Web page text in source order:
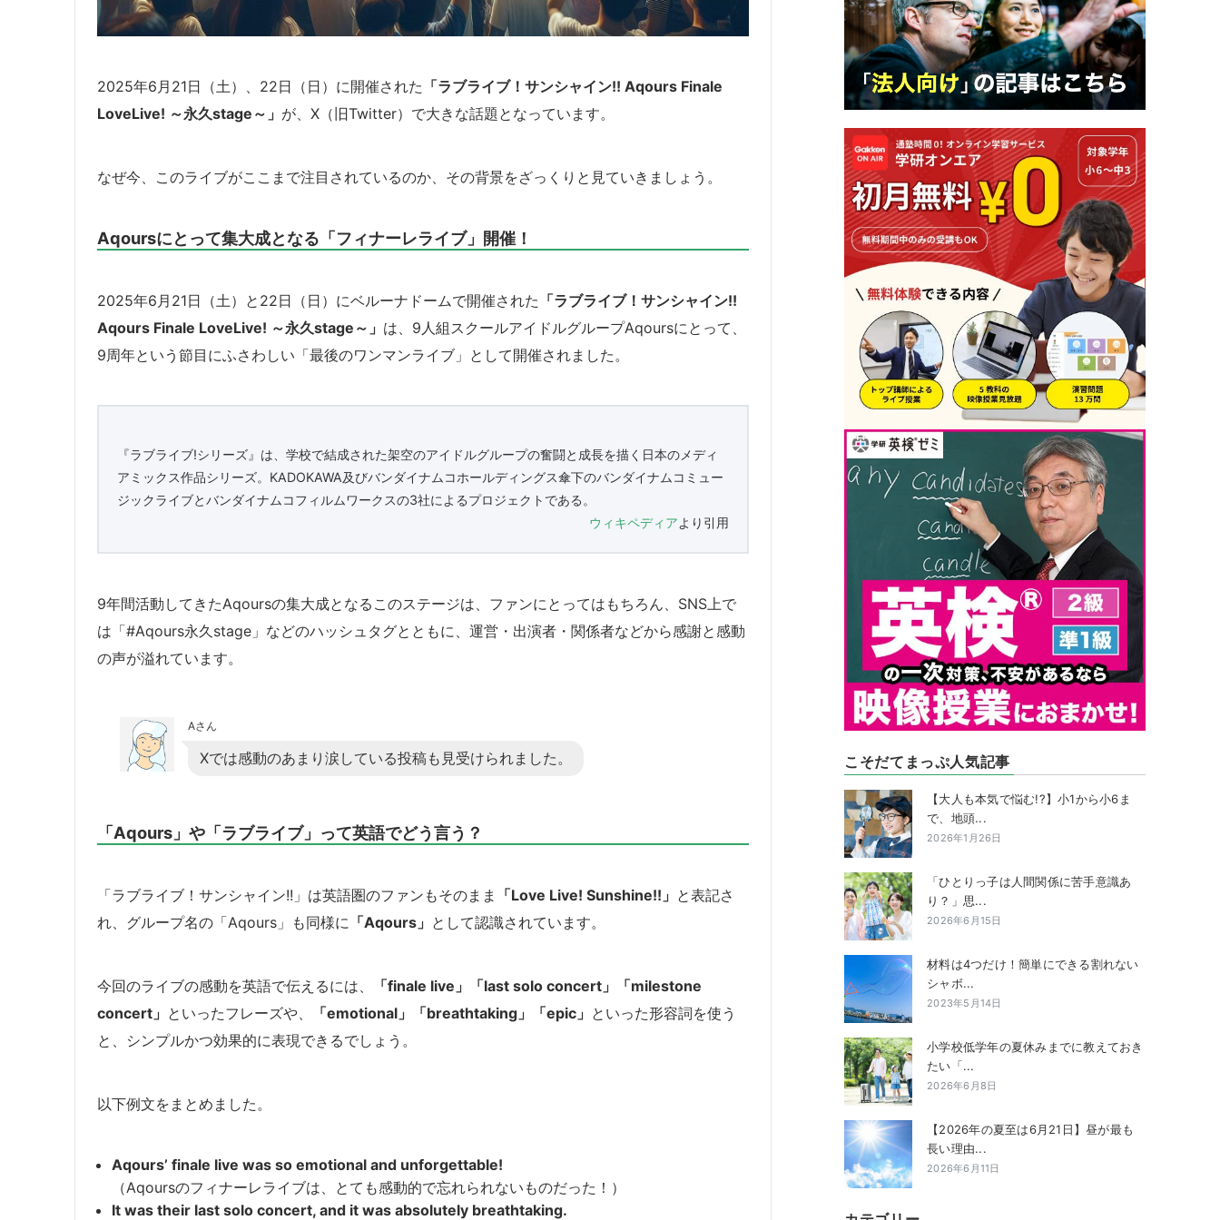
2025年6月21日（土）、22日（日）に開催された 「ラブライブ！サンシャイン!! Aqours Finale
LoveLive! ～永久stage～」 が、X（旧Twitter）で大きな話題となっています。
なぜ今、このライブがここまで注目されているのか、その背景をざっくりと見ていきましょう。
Aqoursにとって集大成となる「フィナーレライブ」開催！
2025年6月21日（土）と22日（日）にベルーナドームで開催された 「ラブライブ！サンシャイン!!
Aqours Finale LoveLive! ～永久stage～」 は、9人組スクールアイドルグループAqoursにとって、
9周年という節目にふさわしい「最後のワンマンライブ」として開催されました。
『ラブライブ!シリーズ』は、学校で結成された架空のアイドルグループの奮闘と成長を描く日本のメディ
アミックス作品シリーズ。KADOKAWA及びバンダイナムコホールディングス傘下のバンダイナムコミュー
ジックライブとバンダイナムコフィルムワークスの3社によるプロジェクトである。
ウィキペディアより引用
9年間活動してきたAqoursの集大成となるこのステージは、ファンにとってはもちろん、SNS上で
は「#Aqours永久stage」などのハッシュタグとともに、運営・出演者・関係者などから感謝と感動
の声が溢れています。
Aさん
Xでは感動のあまり涙している投稿も見受けられました。
「Aqours」や「ラブライブ」って英語でどう言う？
「ラブライブ！サンシャイン!!」は英語圏のファンもそのまま 「Love Live! Sunshine!!」 と表記さ
れ、グループ名の「Aqours」も同様に 「Aqours」 として認識されています。
今回のライブの感動を英語で伝えるには、
「finale live」「last solo concert」「milestone
concert」 といったフレーズや、 「emotional」「breathtaking」「epic」 といった形容詞を使う
と、シンプルかつ効果的に表現できるでしょう。
以下例文をまとめました。
Aqours’ finale live was so emotional and unforgettable!
（Aqoursのフィナーレライブは、とても感動的で忘れられないものだった！）
It was their last solo concert, and it was absolutely breathtaking.
こそだてまっぷ人気記事
【大人も本気で悩む!?】小1から小6ま
で、地頭...
2026年1月26日
「ひとりっ子は人間関係に苦手意識あ
り？」思...
2026年6月15日
材料は4つだけ！簡単にできる割れない
シャボ...
2023年5月14日
小学校低学年の夏休みまでに教えておき
たい「...
2026年6月8日
【2026年の夏至は6月21日】昼が最も
長い理由...
2026年6月11日